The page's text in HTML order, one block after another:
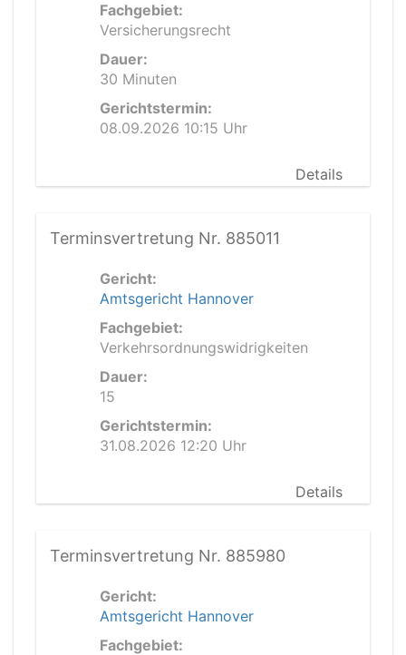
Fachgebiet:
Versicherungsrecht
Dauer:
30 Minuten
Gerichtstermin:
08.09.2026 10:15 Uhr
Details
Terminsvertretung Nr. 885011
Gericht:
Amtsgericht Hannover
Fachgebiet:
Verkehrsordnungswidrigkeiten
Dauer:
15
Gerichtstermin:
31.08.2026 12:20 Uhr
Details
Terminsvertretung Nr. 885980
Gericht:
Amtsgericht Hannover
Fachgebiet: